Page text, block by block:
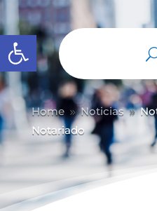
Abrir barra de
Home 9 Noticias 9
Notariado